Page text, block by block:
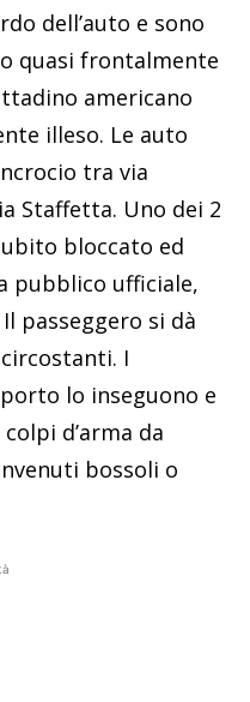
dell’auto e sono
quasi frontalmente
americano
illeso. Le auto
tra via
Staffetta. Uno dei 2
bloccato ed
pubblico ufficiale,
passeggero si dà
I
lo inseguono e
d’arma da
bossoli o